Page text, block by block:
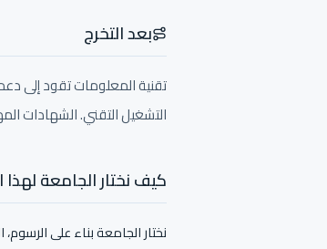
بعد التخرج
تقنية المعلومات تقود إلى دعم
التشغيل التقني. الشهادات
كيف نختار الجامعة
نختار الجامعة بناء على